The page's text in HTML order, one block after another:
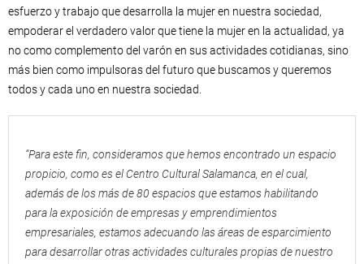
esfuerzo y trabajo que desarrolla la mujer en nuestra sociedad,
empoderar el verdadero valor que tiene la mujer en la actualidad, ya
no como complemento del varón en sus actividades cotidianas, sino
más bien como impulsoras del futuro que buscamos y queremos
todos y cada uno en nuestra sociedad.
“Para este fin, consideramos que hemos encontrado un espacio
propicio, como es el Centro Cultural Salamanca, en el cual,
además de los más de 80 espacios que estamos habilitando
para la exposición de empresas y emprendimientos
empresariales, estamos adecuando las áreas de esparcimiento
para desarrollar otras actividades culturales propias de nuestro